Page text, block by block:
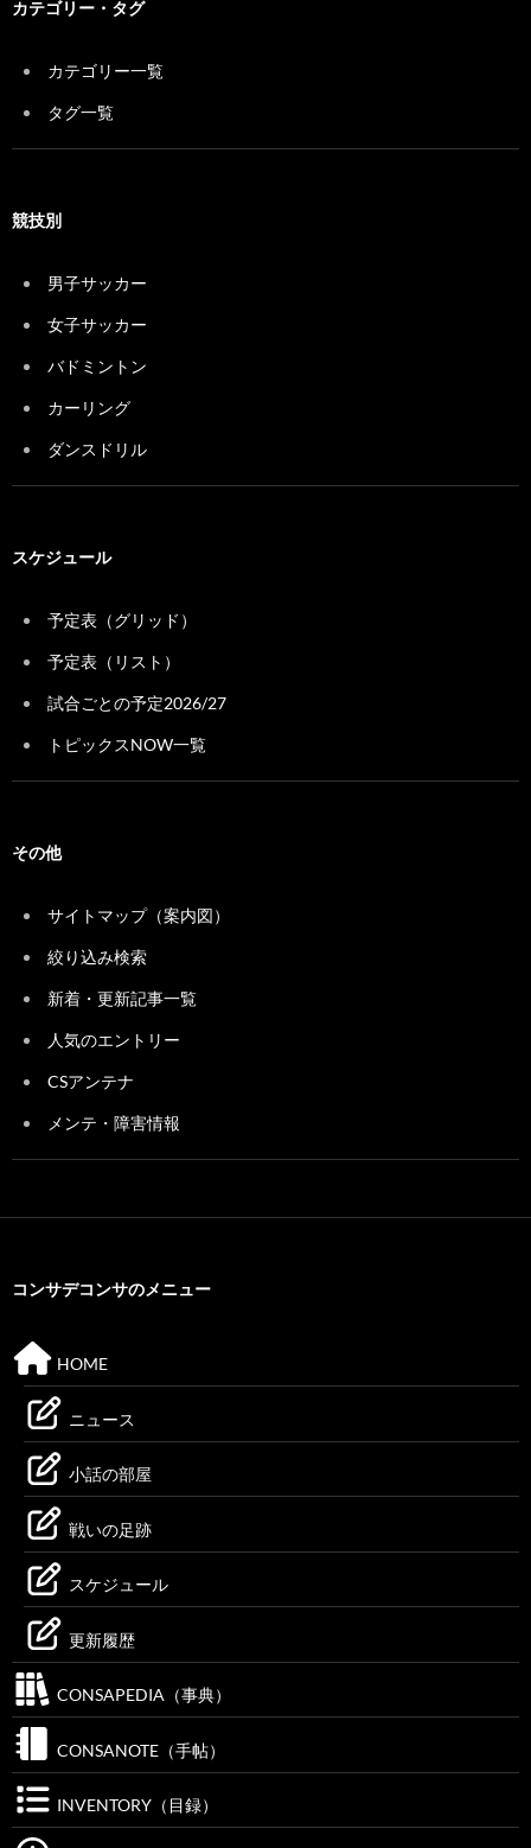
カテゴリー・タグ
カテゴリー一覧
タグ一覧
競技別
男子サッカー
女子サッカー
バドミントン
カーリング
ダンスドリル
スケジュール
予定表（グリッド）
予定表（リスト）
試合ごとの予定2026/27
トピックスNOW一覧
その他
サイトマップ（案内図）
絞り込み検索
新着・更新記事一覧
人気のエントリー
CSアンテナ
メンテ・障害情報
コンサデコンサのメニュー
HOME
ニュース
小話の部屋
戦いの足跡
スケジュール
更新履歴
CONSAPEDIA（事典）
CONSANOTE（手帖）
INVENTORY（目録）